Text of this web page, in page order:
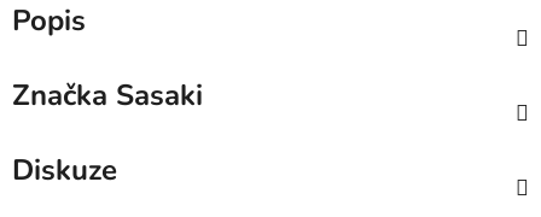
Popis
Značka Sasaki
Diskuze